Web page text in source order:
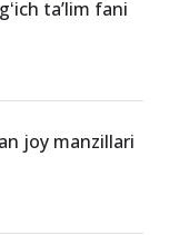
ta’lim fani
joy manzillari